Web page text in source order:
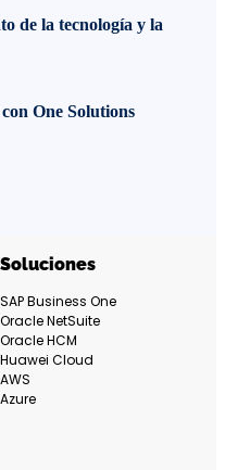
de la tecnología y la
One Solutions
Soluciones
SAP Business One
Oracle NetSuite
Oracle HCM
Huawei Cloud
AWS
Azure